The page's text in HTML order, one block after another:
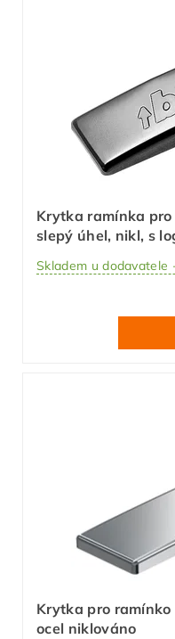
Krytka ramínka pro
slepý úhel, nikl, s
Skladem u dodavatele
Krytka pro
ocel niklováno